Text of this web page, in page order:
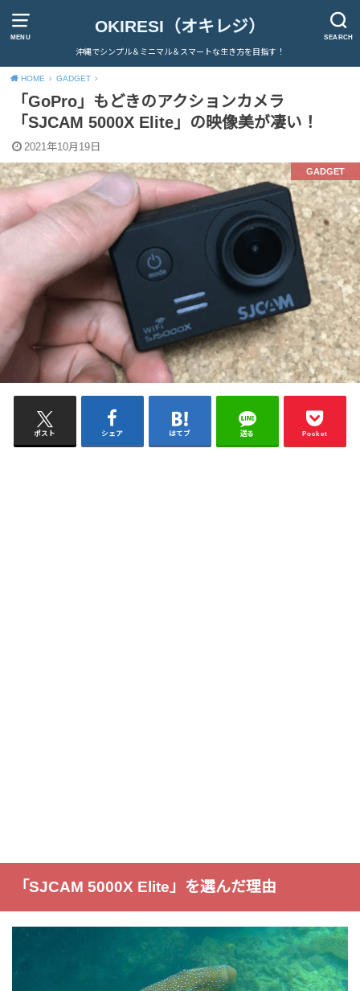
MENU SEARCH
OKIRESI（オキレジ）
沖縄でシンプル＆ミニマル＆スマートな生き方を目指す！
HOME GADGET
「GoPro」もどきのアクションカメラ
「SJCAM 5000X Elite」の映像美が凄い！
2021年10月19日
GADGET
ポスト シェア はてブ 送る Pocket
「SJCAM 5000X Elite」を選んだ理由